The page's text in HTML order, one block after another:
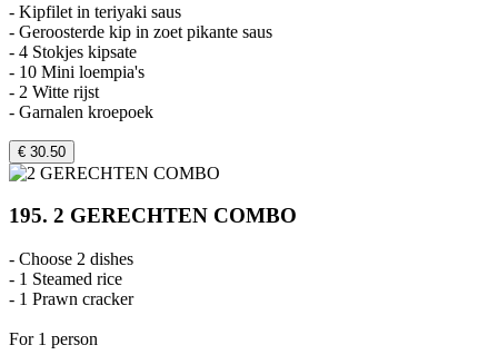
- Kipfilet in teriyaki saus
- Geroosterde kip in zoet pikante saus
- 4 Stokjes kipsate
- 10 Mini loempia's
- 2 Witte rijst
- Garnalen kroepoek
€ 30.50
195. 2 GERECHTEN COMBO
- Choose 2 dishes
- 1 Steamed rice
- 1 Prawn cracker
For 1 person